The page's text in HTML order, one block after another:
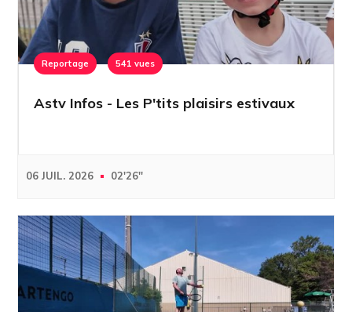
Reportage 541 vues
Astv Infos - Les P'tits plaisirs estivaux
06 JUIL. 2026 02'26''